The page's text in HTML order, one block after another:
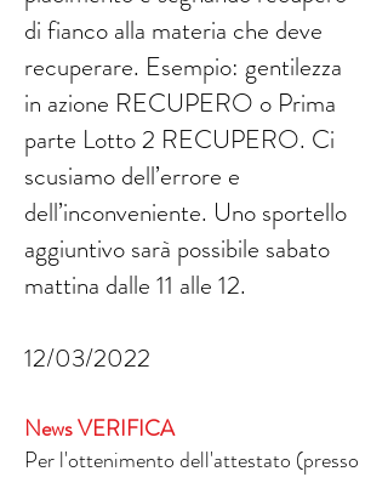
di fianco alla materia che deve
recuperare. Esempio: gentilezza
in azione RECUPERO o Prima
parte Lotto 2 RECUPERO. Ci
scusiamo dell’errore e
dell’inconveniente. Uno sportello
aggiuntivo sarà possibile sabato
mattina dalle 11 alle 12.
12/03/2022
News VERIFICA
Per l'ottenimento dell'attestato (presso